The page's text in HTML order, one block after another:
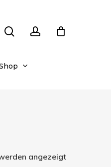
angezeigtNach